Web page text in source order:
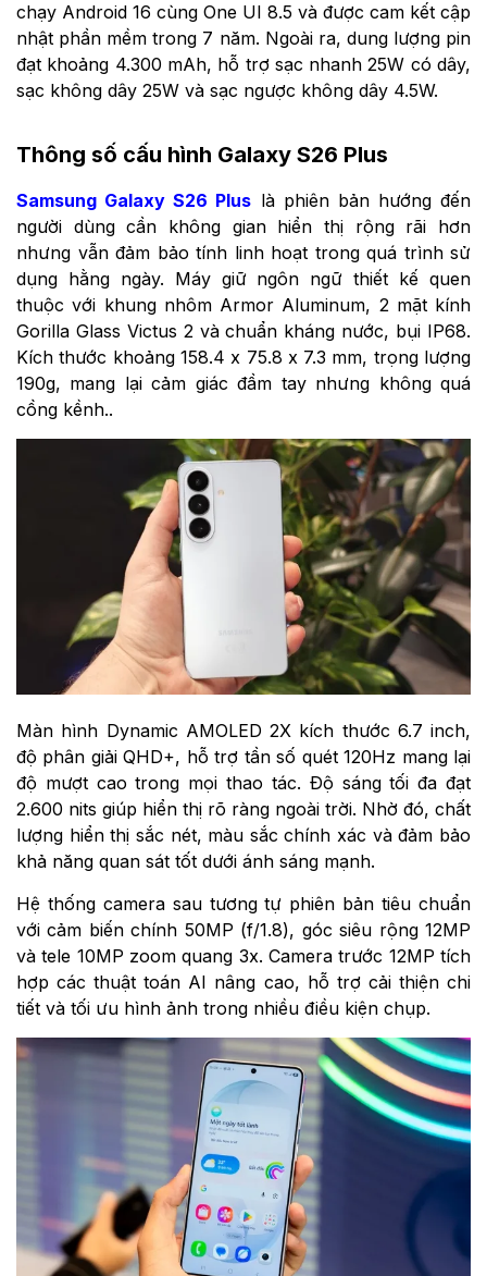
chạy Android 16 cùng One UI 8.5 và được cam kết cập
nhật phần mềm trong 7 năm. Ngoài ra, dung lượng pin
đạt khoảng 4.300 mAh, hỗ trợ sạc nhanh 25W có dây,
sạc không dây 25W và sạc ngược không dây 4.5W.
Thông số cấu hình Galaxy S26 Plus
Samsung Galaxy S26 Plus là phiên bản hướng đến
người dùng cần không gian hiển thị rộng rãi hơn
nhưng vẫn đảm bảo tính linh hoạt trong quá trình sử
dụng hằng ngày. Máy giữ ngôn ngữ thiết kế quen
thuộc với khung nhôm Armor Aluminum, 2 mặt kính
Gorilla Glass Victus 2 và chuẩn kháng nước, bụi IP68.
Kích thước khoảng 158.4 x 75.8 x 7.3 mm, trọng lượng
190g, mang lại cảm giác đầm tay nhưng không quá
cồng kềnh..
Màn hình Dynamic AMOLED 2X kích thước 6.7 inch,
độ phân giải QHD+, hỗ trợ tần số quét 120Hz mang lại
độ mượt cao trong mọi thao tác. Độ sáng tối đa đạt
2.600 nits giúp hiển thị rõ ràng ngoài trời. Nhờ đó, chất
lượng hiển thị sắc nét, màu sắc chính xác và đảm bảo
khả năng quan sát tốt dưới ánh sáng mạnh.
Hệ thống camera sau tương tự phiên bản tiêu chuẩn
với cảm biến chính 50MP (f/1.8), góc siêu rộng 12MP
và tele 10MP zoom quang 3x. Camera trước 12MP tích
hợp các thuật toán AI nâng cao, hỗ trợ cải thiện chi
tiết và tối ưu hình ảnh trong nhiều điều kiện chụp.